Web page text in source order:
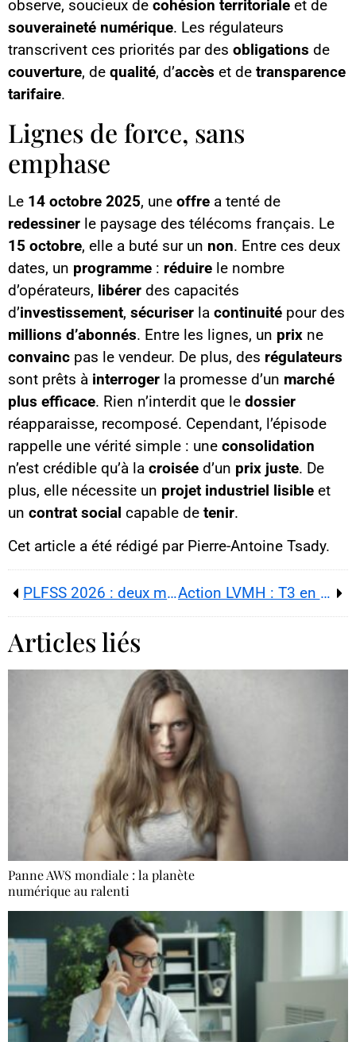
observe, soucieux de cohésion territoriale et de
souveraineté numérique. Les régulateurs
transcrivent ces priorités par des obligations de
couverture, de qualité, d’accès et de transparence
tarifaire.
Lignes de force, sans
emphase
Le 14 octobre 2025, une offre a tenté de
redessiner le paysage des télécoms français. Le
15 octobre, elle a buté sur un non. Entre ces deux
dates, un programme : réduire le nombre
d’opérateurs, libérer des capacités
d’investissement, sécuriser la continuité pour des
millions d’abonnés. Entre les lignes, un prix ne
convainc pas le vendeur. De plus, des régulateurs
sont prêts à interroger la promesse d’un marché
plus efficace. Rien n’interdit que le dossier
réapparaisse, recomposé. Cependant, l’épisode
rappelle une vérité simple : une consolidation
n’est crédible qu’à la croisée d’un prix juste. De
plus, elle nécessite un projet industriel lisible et
un contrat social capable de tenir.
Cet article a été rédigé par Pierre-Antoine Tsady.
PLFSS 2026 : deux mois de congé par parent, un tournant pour la politique familiale française Action LVMH : T3 en reprise, rallye à Paris et signal positif pour le luxe européen
Articles liés
Panne AWS mondiale : la planète
numérique au ralenti